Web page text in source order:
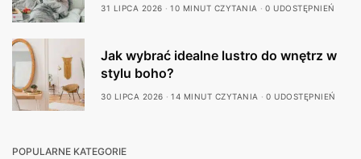
31 LIPCA 2026 10 MINUT CZYTANIA 0 UDOSTĘPNIEŃ
Jak wybrać idealne lustro do wnętrz w
stylu boho?
30 LIPCA 2026 14 MINUT CZYTANIA 0 UDOSTĘPNIEŃ
POPULARNE KATEGORIE